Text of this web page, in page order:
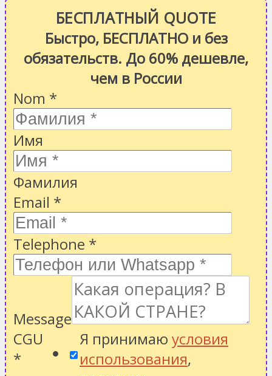
БЕСПЛАТНЫЙ QUOTE
Быстро, БЕСПЛАТНО и без
обязательств. До 60% дешевле,
чем в России
Nom *
Имя
Фамилия
Email *
Telephone *
Message
CGU
*
Я принимаю условия
использования,